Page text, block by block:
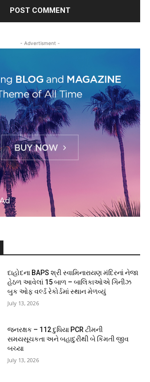
- Advertisment -
દાહોદના BAPS શ્રી સ્વામિનારાયણ મંદિરનાં નેજા
હેઠળ આવેલાં 15 બાળ – બાલિકાઓએ ગિનીઝ
બુક ઓફ વર્લ્ડ રેકોર્ડમાં સ્થાન મેળવ્યું
July 13, 2026
જનરક્ષક – 112 દુધિયા PCR ટીમની
સમયસૂચકતા અને બહાદુરીથી બે કિંમતી જીવ
બચ્યા
July 13, 2026